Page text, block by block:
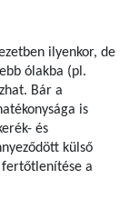
ilyenkor, de
ólakba (pl.
Bár a
is
és
külső
fertőtlenítése a